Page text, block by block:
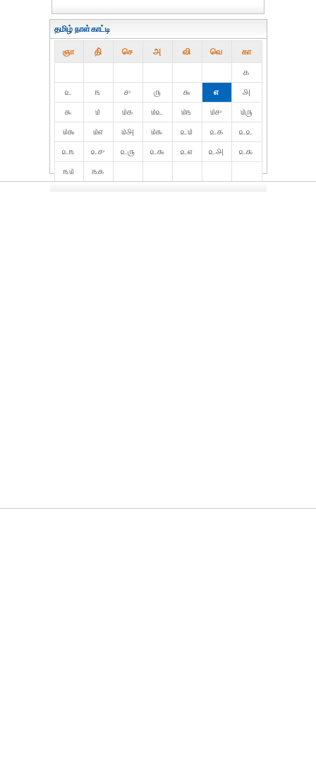
தமிழ் நாள்காட்டி
ஞா தி் செ அ வி வெ கா
௧
௨
௩ ௪ ௫ ௬ ௭
௮
௯
௰ ௰௧ ௰௨ ௰௩ ௰௪
௰௫
௰௬
௰௭ ௰௮ ௰௯ ௨௰ ௨௧
௨௨
௨௩
௨௪ ௨௫ ௨௬ ௨௭ ௨௮
௨௯
௩௰
௩௧